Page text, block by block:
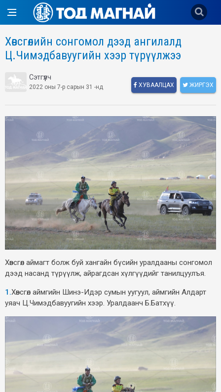
Хөвсгөлийн сонгомол дээд ангилалд
Ц.Чимэдбавуугийн хээр түрүүлжээ
Сэтгүүлч
2022 оны 7-р сарын 31 -нд ХУВААЛЦАХ ЖИРГЭХ
Хөвсгөл аймагт болж буй хангайн бүсийн уралдааны сонгомол
дээд насанд түрүүлж, айрагдсан хүлгүүдийг танилцуулъя.
1.Хөвсгөл аймгийн Шинэ-Идэр сумын уугуул, аймгийн Алдарт
уяач Ц.Чимэдбавуугийн хээр. Уралдаанч Б.Батхүү.